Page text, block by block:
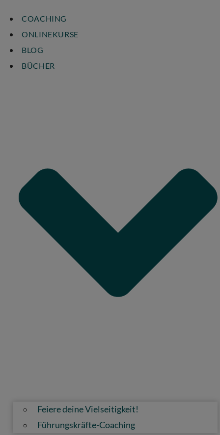
COACHING
ONLINEKURSE
BLOG
BÜCHER
Feiere deine Vielseitigkeit!
Führungskräfte-Coaching